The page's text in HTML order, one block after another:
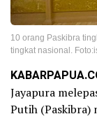
10 orang Paskibra
tingkat nasional.
Jayapura
Putih (Paskibra)